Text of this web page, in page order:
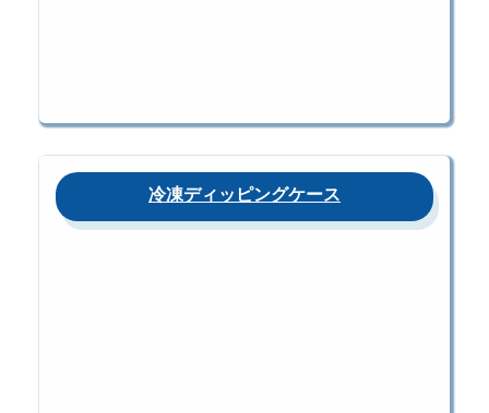
冷凍ディッピングケース